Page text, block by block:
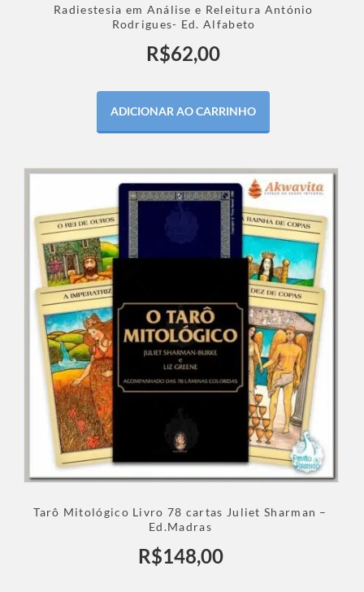
Radiestesia em Análise e Releitura António
Rodrigues- Ed. Alfabeto
R$62,00
ADICIONAR AO CARRINHO
Tarô Mitológico Livro 78 cartas Juliet Sharman –
Ed.Madras
R$148,00